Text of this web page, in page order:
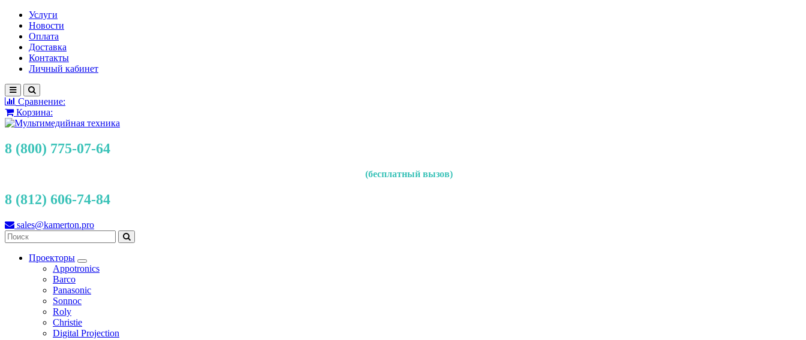
Услуги
Новости
Оплата
Доставка
Контакты
Личный кабинет
Сравнение:
Корзина:
8 (800) 775-07-64
(бесплатный вызов)
8 (812) 606-74-84
sales@kamerton.pro
Проекторы
Appotronics
Barco
Panasonic
Sonnoc
Roly
Christie
Digital Projection